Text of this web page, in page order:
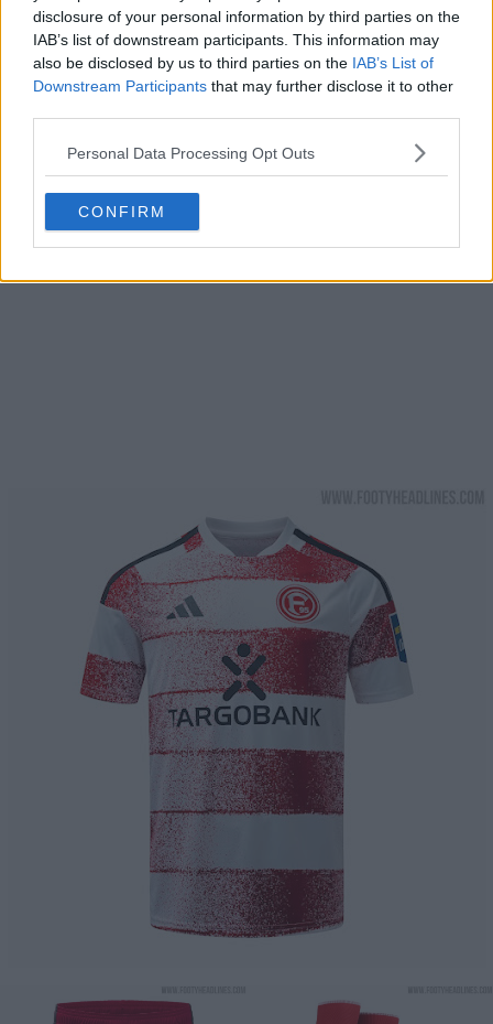
disclosure of your personal information by third parties on the
IAB’s list of downstream participants. This information may
also be disclosed by us to third parties on the IAB’s List of
Downstream Participants that may further disclose it to other
Personal Data Processing Opt Outs
CONFIRM